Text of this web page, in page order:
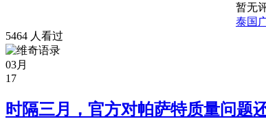
暂无
泰国
5464 人看过
03月
17
时隔三月，官方对帕萨特质量问题